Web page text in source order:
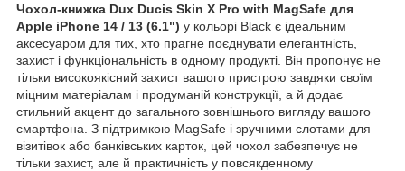
Чохол-книжка Dux Ducis Skin X Pro with MagSafe для
Apple iPhone 14 / 13 (6.1") у кольорі Black є ідеальним
аксесуаром для тих, хто прагне поєднувати елегантність,
захист і функціональність в одному продукті. Він пропонує не
тільки високоякісний захист вашого пристрою завдяки своїм
міцним матеріалам і продуманій конструкції, а й додає
стильний акцент до загального зовнішнього вигляду вашого
смартфона. З підтримкою MagSafe і зручними слотами для
візитівок або банківських карток, цей чохол забезпечує не
тільки захист, але й практичність у повсякденному